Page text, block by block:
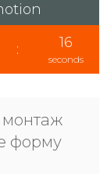
: 15
seconds
монтаж
форму